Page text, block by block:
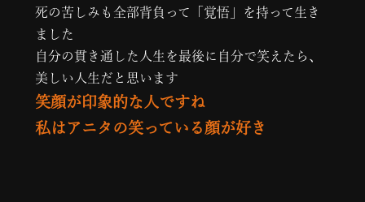
死の苦しみも全部背負って「覚悟」を持って生き
ました
自分の貫き通した人生を最後に自分で笑えたら、
美しい人生だと思います
笑顔が印象的な人ですね
私はアニタの笑っている顔が好き